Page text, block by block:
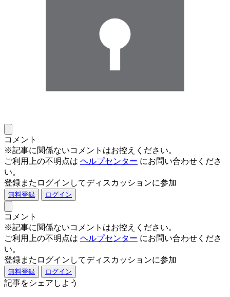
コメント
※記事に関係ないコメントはお控えください。
ご利用上の不明点は ヘルプセンター にお問い合わせくださ
い。
登録またログインしてディスカッションに参加
無料登録 ログイン
コメント
※記事に関係ないコメントはお控えください。
ご利用上の不明点は ヘルプセンター にお問い合わせくださ
い。
登録またログインしてディスカッションに参加
無料登録 ログイン
記事をシェアしよう